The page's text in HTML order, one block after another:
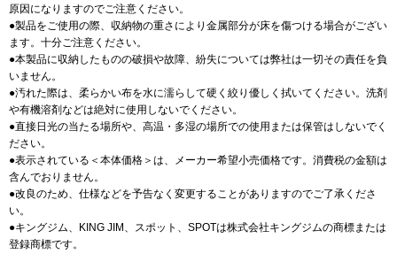
原因になりますのでご注意ください。
●製品をご使用の際、収納物の重さにより金属部分が床を傷つける場合がござい
ます。十分ご注意ください。
●本製品に収納したものの破損や故障、紛失については弊社は一切その責任を負
いません。
●汚れた際は、柔らかい布を水に濡らして硬く絞り優しく拭いてください。洗剤
や有機溶剤などは絶対に使用しないでください。
●直接日光の当たる場所や、高温・多湿の場所での使用または保管はしないでく
ださい。
●表示されている＜本体価格＞は、メーカー希望小売価格です。消費税の金額は
含んでおりません。
●改良のため、仕様などを予告なく変更することがありますのでご了承くださ
い。
●キングジム、KING JIM、スポット、SPOTは株式会社キングジムの商標または
登録商標です。